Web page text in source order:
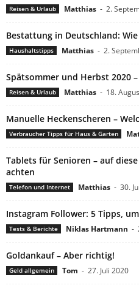
Reisen & Urlaub Matthias - 2.
Bestattung in Deutschland:
Haushaltstipps Matthias - 2.
Spätsommer und Herbst 2020
Reisen & Urlaub Matthias - 18.
Manuelle Heckenscheren –
Verbraucher Tipps für Haus & Garten
Tablets für Senioren – auf
achten
Telefon und Internet Matthias - 30.
Instagram Follower: 5 Tipps,
Tests & Berichte Niklas Hartmann -
Goldankauf – Aber richtig!
Geld allgemein Tom - 27. Juli 2020